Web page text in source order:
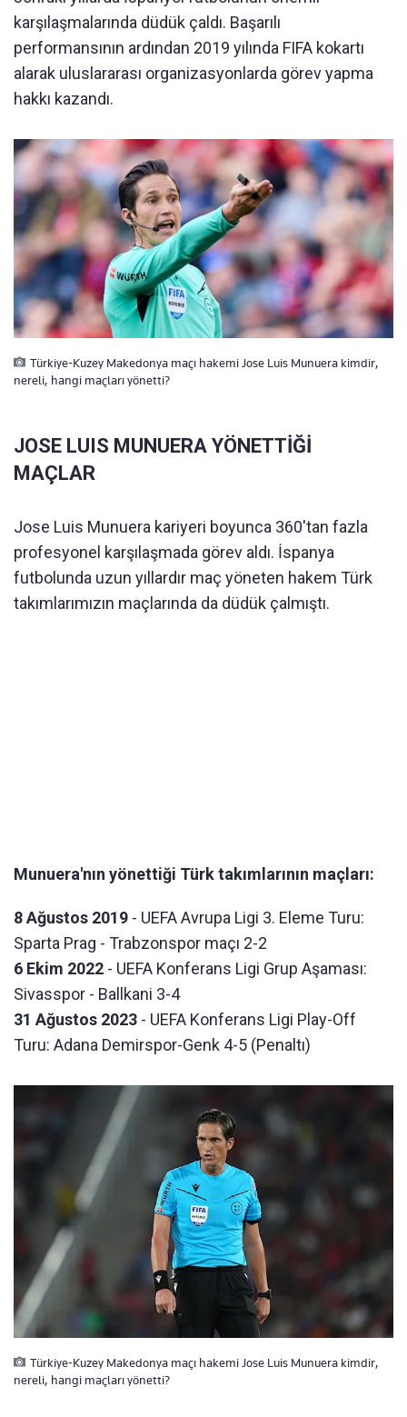
karşılaşmalarında düdük çaldı. Başarılı
performansının ardından 2019 yılında FIFA kokartı
alarak uluslararası organizasyonlarda görev yapma
hakkı kazandı.
Türkiye-Kuzey Makedonya maçı hakemi Jose Luis Munuera kimdir,
nereli, hangi maçları yönetti?
JOSE LUIS MUNUERA YÖNETTİĞİ
MAÇLAR
Jose Luis Munuera kariyeri boyunca 360'tan fazla
profesyonel karşılaşmada görev aldı. İspanya
futbolunda uzun yıllardır maç yöneten hakem Türk
takımlarımızın maçlarında da düdük çalmıştı.
Munuera'nın yönettiği Türk takımlarının maçları:
8 Ağustos 2019 - UEFA Avrupa Ligi 3. Eleme Turu:
Sparta Prag - Trabzonspor maçı 2-2
6 Ekim 2022 - UEFA Konferans Ligi Grup Aşaması:
Sivasspor - Ballkani 3-4
31 Ağustos 2023 - UEFA Konferans Ligi Play-Off
Turu: Adana Demirspor-Genk 4-5 (Penaltı)
Türkiye-Kuzey Makedonya maçı hakemi Jose Luis Munuera kimdir,
nereli, hangi maçları yönetti?